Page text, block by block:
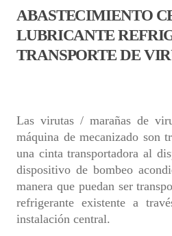
ABASTECIMIENTO
LUBRICANTE
TRANSPORTE DE
Las virutas / marañas de
máquina de mecanizado son
una cinta transportadora al
dispositivo de bombeo
manera que puedan ser
refrigerante existente a
instalación central.